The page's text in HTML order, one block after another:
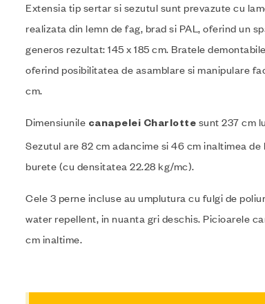
Extensia tip sertar si sezutul sunt prevazute cu
realizata din lemn de fag, brad si PAL, oferind un
generos rezultat: 145 x 185 cm. Bratele
oferind posibilitatea de asamblare si manipulare
cm.
Dimensiunile canapelei Charlotte sunt 237 cm
Sezutul are 82 cm adancime si 46 cm inaltimea
burete (cu densitatea 22.28 kg/mc).
Cele 3 perne incluse au umplutura cu fulgi de
water repellent, in nuanta gri deschis. Picioarele
cm inaltime.